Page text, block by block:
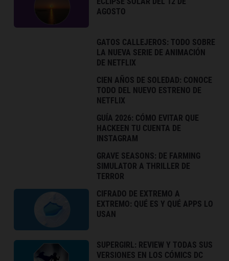
AGOSTO
GATOS CALLEJEROS: TODO SOBRE
LA NUEVA SERIE DE ANIMACIÓN
DE NETFLIX
CIEN AÑOS DE SOLEDAD: CONOCE
TODO DEL NUEVO ESTRENO DE
NETFLIX
GUÍA 2026: CÓMO EVITAR QUE
HACKEEN TU CUENTA DE
INSTAGRAM
GRAVE SEASONS: DE FARMING
SIMULATOR A THRILLER DE
TERROR
CIFRADO DE EXTREMO A
EXTREMO: QUÉ ES Y QUÉ APPS LO
USAN
SUPERGIRL: REVIEW Y TODAS SUS
VERSIONES EN LOS CÓMICS DC